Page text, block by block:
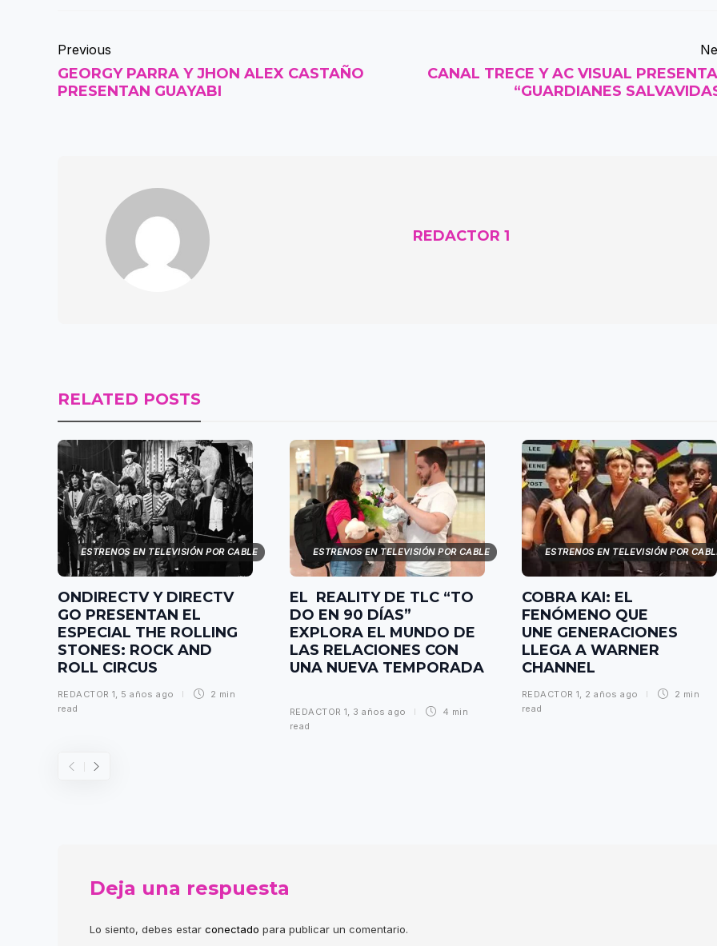
Previous
GEORGY PARRA Y JHON ALEX CASTAÑO
PRESENTAN GUAYABI
CANAL TRECE Y AC VISUAL
“GUARDIANES
REDACTOR 1
RELATED POSTS
ESTRENOS EN TELEVISIÓN POR CABLE
ONDIRECTV Y DIRECTV
GO PRESENTAN EL
ESPECIAL THE ROLLING
STONES: ROCK AND
ROLL CIRCUS
REDACTOR 1, 5 años ago
2 min
read
ESTRENOS EN TELEVISIÓN POR CABLE
EL REALITY DE TLC “TO
DO EN 90 DÍAS”
EXPLORA EL MUNDO DE
LAS RELACIONES CON
UNA NUEVA TEMPORADA
REDACTOR 1, 3 años ago
4 min
read
ESTRENOS EN TELEVISIÓN POR
COBRA KAI: EL
FENÓMENO QUE
UNE GENERACIONES
LLEGA A WARNER
CHANNEL
REDACTOR 1, 2 años ago
2 min
read
Deja una respuesta
Lo siento, debes estar conectado para publicar un comentario.